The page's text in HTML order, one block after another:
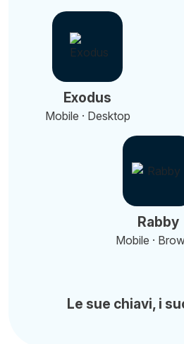
Exodus
Mobile · Desktop
Rabby
Mobile ·
Le sue chiavi, i